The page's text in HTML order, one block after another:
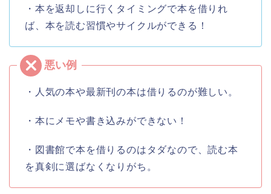
・本を返却しに行くタイミングで本を借りれ
ば、本を読む習慣やサイクルができる！
・人気の本や最新刊の本は借りるのが難しい。
・本にメモや書き込みができない！
・図書館で本を借りるのはタダなので、読む本
を真剣に選ばなくなりがち。